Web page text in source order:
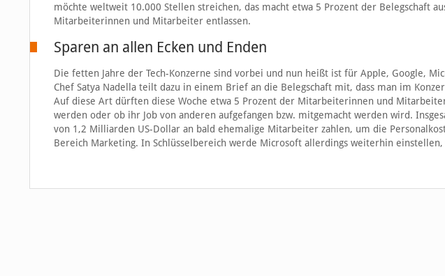
möchte weltweit 10.000 Stellen streichen, das macht etwa 5 Prozent der Belegschaft
Mitarbeiterinnen und Mitarbeiter entlassen.
Sparen an allen Ecken und Enden
Die fetten Jahre der Tech-Konzerne sind vorbei und nun heißt ist für Apple, Google,
Chef Satya Nadella teilt dazu in einem Brief an die Belegschaft mit, dass man im
Auf diese Art dürften diese Woche etwa 5 Prozent der Mitarbeiterinnen und
werden oder ob ihr Job von anderen aufgefangen bzw. mitgemacht werden wird.
von 1,2 Milliarden US-Dollar an bald ehemalige Mitarbeiter zahlen, um die
Bereich Marketing. In Schlüsselbereich werde Microsoft allerdings weiterhin einstellen,